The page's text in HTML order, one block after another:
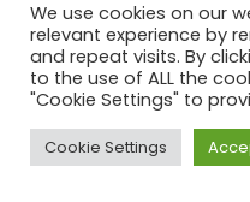
We use cookies on our
relevant experience by
and repeat visits. By
to the use of ALL the
"Cookie Settings" to
Cookie Settings